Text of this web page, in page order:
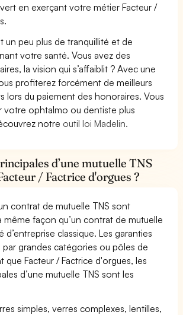
en exerçant votre métier Facteur /
un peu plus de tranquillité et de
votre santé. Vous avez des
la vision qui s’affaiblit ? Avec une
profiterez forcément de meilleurs
lors du paiement des honoraires. Vous
votre ophtalmo ou dentiste plus
notre outil loi Madelin.
d’une mutuelle TNS
/ Factrice d'orgues ?
contrat de mutuelle TNS sont
même façon qu’un contrat de mutuelle
d’entreprise classique. Les garanties
grandes catégories ou pôles de
que Facteur / Factrice d'orgues, les
d’une mutuelle TNS sont les
simples, verres complexes, lentilles,